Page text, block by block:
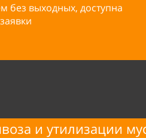
без выходных, доступна
и утилизации